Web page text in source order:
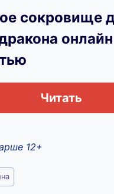
сокровище
онлайн
Читать
12+